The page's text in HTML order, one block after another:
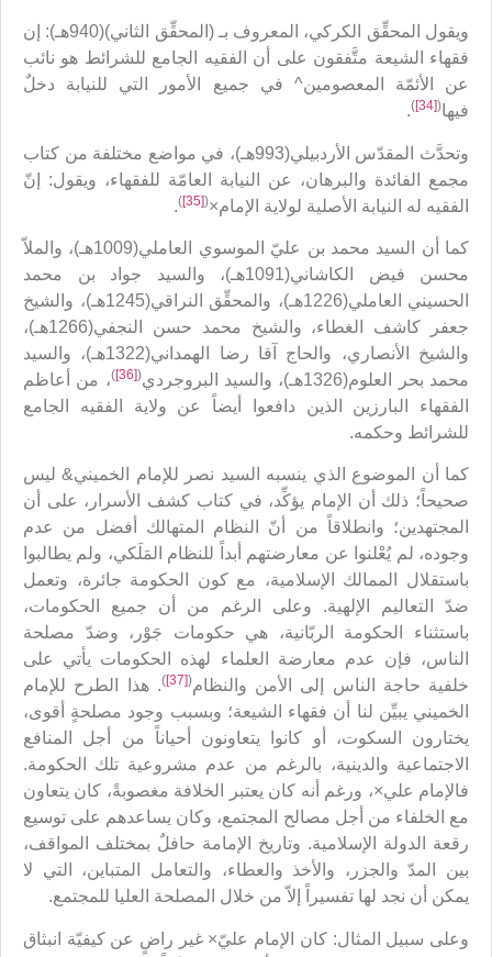
ويقول المحقِّق الكركي، المعروف بـ (المحقِّق الثاني)(940هـ): إن
فقهاء الشيعة متَّفقون على أن الفقيه الجامع للشرائط هو نائب
عن الأئمّة المعصومين^ في جميع الأمور التي للنيابة دخلٌ
فيها(
[34]
)
.
وتحدَّث المقدّس الأردبيلي(993هـ)، في مواضع مختلفة من كتاب
مجمع الفائدة والبرهان، عن النيابة العامّة للفقهاء، ويقول: إنّ
الفقيه له النيابة الأصلية لولاية الإمام×(
[35]
)
.
كما أن السيد محمد بن عليّ الموسوي العاملي(1009هـ)، والملاّ
محسن فيض الكاشاني(1091هـ)، والسيد جواد بن محمد
الحسيني العاملي(1226هـ)، والمحقِّق النراقي(1245هـ)، والشيخ
جعفر كاشف الغطاء، والشيخ محمد حسن النجفي(1266هـ)،
والشيخ الأنصاري، والحاج آقا رضا الهمداني(1322هـ)، والسيد
محمد بحر العلوم(1326هـ)، والسيد البروجردي
(
[36]
)، من أعاظم
الفقهاء البارزين الذين دافعوا أيضاً عن ولاية الفقيه الجامع
للشرائط وحكمه.
كما أن الموضوع الذي ينسبه السيد نصر للإمام الخميني& ليس
صحيحاً؛ ذلك أن الإمام يؤكِّد، في كتاب كشف الأسرار، على أن
المجتهدين؛ وانطلاقاً من أنّ النظام المتهالك أفضل من عدم
وجوده، لم يُعْلنوا عن معارضتهم أبداً للنظام المَلَكي، ولم يطالبوا
باستقلال الممالك الإسلامية، مع كون الحكومة جائرة، وتعمل
ضدّ التعاليم الإلهية. وعلى الرغم من أن جميع الحكومات،
باستثناء الحكومة الربّانية، هي حكومات جَوْر، وضدّ مصلحة
الناس، فإن عدم معارضة العلماء لهذه الحكومات يأتي على
خلفية حاجة الناس إلى الأمن والنظام(
[37]
). هذا الطرح للإمام
الخميني يبيِّن لنا أن فقهاء الشيعة؛ وبسبب وجود مصلحةٍ أقوى،
يختارون السكوت، أو كانوا يتعاونون أحياناً من أجل المنافع
الاجتماعية والدينية، بالرغم من عدم مشروعية تلك الحكومة.
فالإمام علي×، ورغم أنه كان يعتبر الخلافة مغصوبةً، كان يتعاون
مع الخلفاء من أجل مصالح المجتمع، وكان يساعدهم على توسيع
رقعة الدولة الإسلامية. وتاريخ الإمامة حافلٌ بمختلف المواقف،
بين المدّ والجزر، والأخذ والعطاء، والتعامل المتباين، التي لا
يمكن أن نجد لها تفسيراً إلاّ من خلال المصلحة العليا للمجتمع.
وعلى سبيل المثال: كان الإمام عليّ× غير راضٍ عن كيفيّة انبثاق